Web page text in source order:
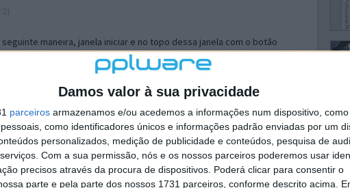
Damos valor à sua privacidade
parceiros armazenamos e/ou acedemos a informações num dispositivo,
como identificadores únicos e informações padrão enviadas por um
personalizados, medição de publicidade e conteúdos, pesquisa de
Com a sua permissão, nós e os nossos parceiros poderemos usar
precisos através da procura de dispositivos. Poderá clicar para consentir o
parte e pela parte dos nossos 1731 parceiros, conforme descrito acima.
maneira, janela iniciar e no topo dessa janela com o botão
separador Menu ‘Iniciar’ clica no botão ‘Personalizar’ aí
escolheres o Browser com que queres navegar e o gestor de
ao teu Firefox e nas ferramentas ou tools escolhes ‘Opções’ ou
e logo perto do fim encontras um local para colocares um visto
é o browser predefinido.